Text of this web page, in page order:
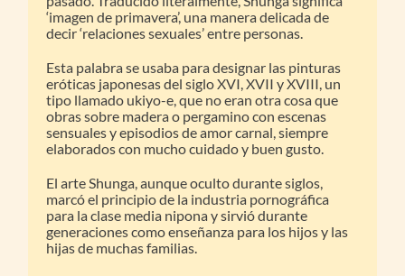
‘imagen de primavera’, una manera delicada de
decir ‘relaciones sexuales’ entre personas.
Esta palabra se usaba para designar las pinturas
eróticas japonesas del siglo XVI, XVII y XVIII, un
tipo llamado ukiyo-e, que no eran otra cosa que
obras sobre madera o pergamino con escenas
sensuales y episodios de amor carnal, siempre
elaborados con mucho cuidado y buen gusto.
El arte Shunga, aunque oculto durante siglos,
marcó el principio de la industria pornográfica
para la clase media nipona y sirvió durante
generaciones como enseñanza para los hijos y las
hijas de muchas familias.